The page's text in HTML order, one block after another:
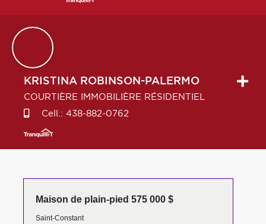
KRISTINA ROBINSON-PALERMO
COURTIÈRE IMMOBILIÈRE RÉSIDENTIEL
Cell.: 438-882-0762
Maison de plain-pied 575 000 $
Saint-Constant